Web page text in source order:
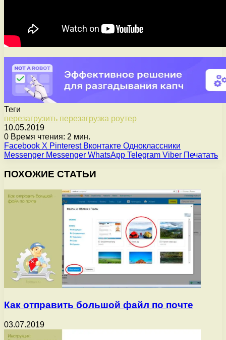
Теги
перезагрузить перезагрузка роутер
10.05.2019
0 Время чтения: 2 мин.
Facebook X Pinterest Вконтакте Одноклассники
Messenger Messenger WhatsApp Telegram Viber Печатать
ПОХОЖИЕ СТАТЬИ
Как отправить большой файл по почте
03.07.2019